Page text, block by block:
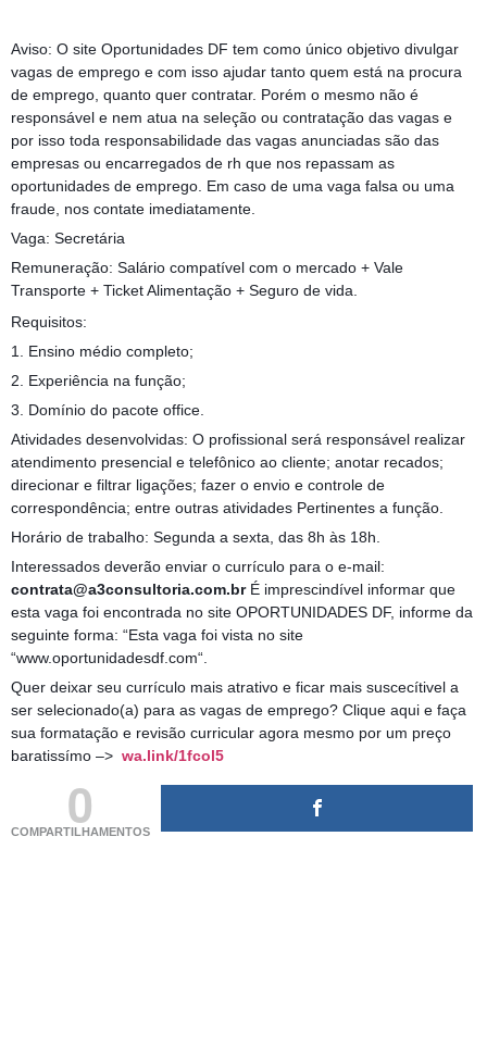
Aviso: O site Oportunidades DF tem como único objetivo divulgar
vagas de emprego e com isso ajudar tanto quem está na procura
de emprego, quanto quer contratar. Porém o mesmo não é
responsável e nem atua na seleção ou contratação das vagas e
por isso toda responsabilidade das vagas anunciadas são das
empresas ou encarregados de rh que nos repassam as
oportunidades de emprego. Em caso de uma vaga falsa ou uma
fraude, nos contate imediatamente.
Vaga: Secretária
Remuneração: Salário compatível com o mercado + Vale
Transporte + Ticket Alimentação + Seguro de vida.
Requisitos:
1. Ensino médio completo;
2. Experiência na função;
3. Domínio do pacote office.
Atividades desenvolvidas: O profissional será responsável realizar
atendimento presencial e telefônico ao cliente; anotar recados;
direcionar e filtrar ligações; fazer o envio e controle de
correspondência; entre outras atividades Pertinentes a função.
Horário de trabalho: Segunda a sexta, das 8h às 18h.
Interessados deverão enviar o currículo para o e-mail:
contrata@a3consultoria.com.brÉ imprescindível informar que
esta vaga foi encontrada no site OPORTUNIDADES DF, informe da
seguinte forma: “Esta vaga foi vista no site
“www.oportunidadesdf.com“.
Quer deixar seu currículo mais atrativo e ficar mais suscecítivel a
ser selecionado(a) para as vagas de emprego? Clique aqui e faça
sua formatação e revisão curricular agora mesmo por um preço
baratissímo –> wa.link/1fcol5
0
COMPARTILHAMENTOS